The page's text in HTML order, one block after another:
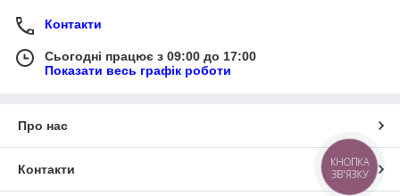
Контакти
Сьогодні працює з 09:00 до 17:00
Показати весь графік роботи
Про нас
Контакти
КНОПКА
ЗВ'ЯЗКУ